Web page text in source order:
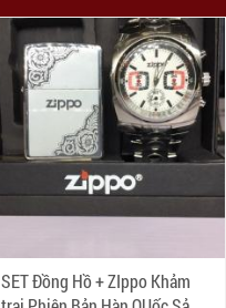
SET Đồng Hồ + ZIppo Khảm